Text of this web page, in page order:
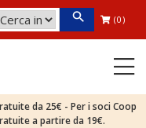
(0)
da 25€ - Per i soci Coop
a partire da 19€.